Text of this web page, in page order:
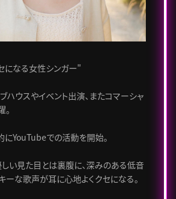
になる女性シンガー"
ハウスやイベント出演、またコマーシャ
YouTubeでの活動を開始。
い見た目とは裏腹に、深みのある低音
ーな歌声が耳に心地よくクセになる。